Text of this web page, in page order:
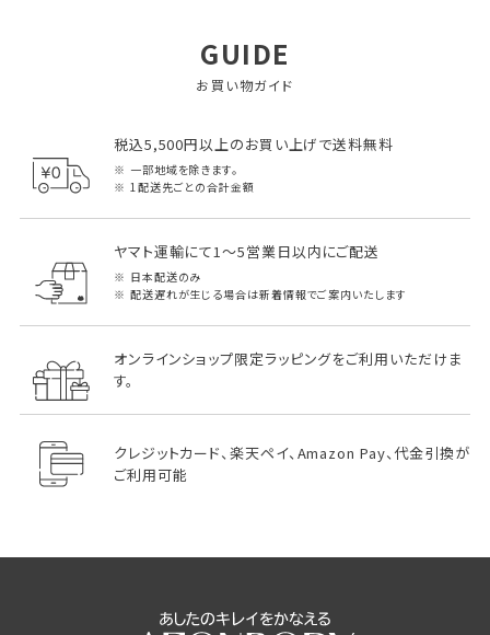
GUIDE
お買い物ガイド
税込5,500円以上のお買い上げで送料無料
一部地域を除きます。
1配送先ごとの合計金額
ヤマト運輸にて1～5営業日以内にご配送
日本配送のみ
配送遅れが生じる場合は新着情報でご案内いたします
オンラインショップ限定ラッピングをご利用いただけま
す。
クレジットカード、楽天ペイ、Amazon Pay、代金引換が
ご利用可能